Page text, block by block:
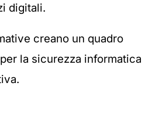
digitali.
creano un quadro
la sicurezza informatica